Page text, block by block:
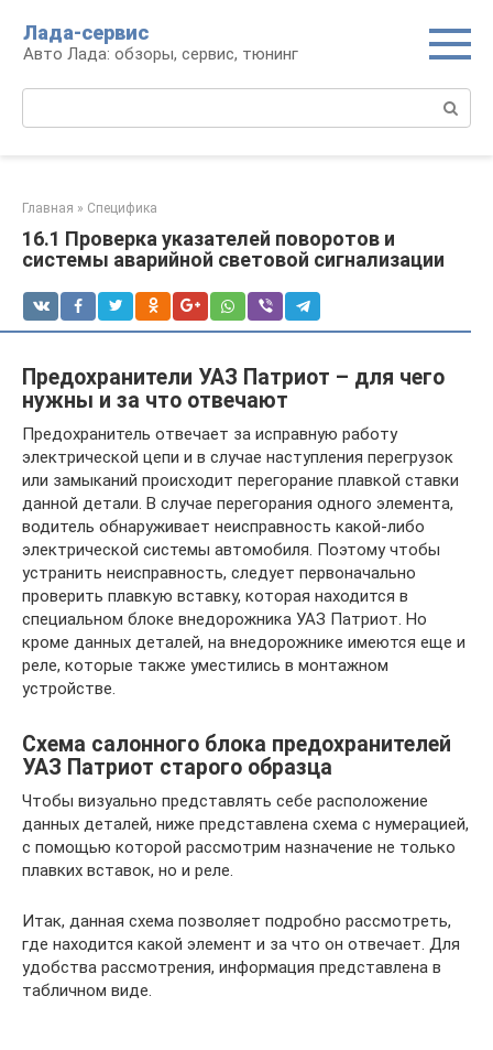
контенту
Лада-сервис
Авто Лада: обзоры, сервис, тюнинг
Главная » Специфика
16.1 Проверка указателей поворотов и
системы аварийной световой сигнализации
Предохранители УАЗ Патриот – для чего
нужны и за что отвечают
Предохранитель отвечает за исправную работу
электрической цепи и в случае наступления перегрузок
или замыканий происходит перегорание плавкой ставки
данной детали. В случае перегорания одного элемента,
водитель обнаруживает неисправность какой-либо
электрической системы автомобиля. Поэтому чтобы
устранить неисправность, следует первоначально
проверить плавкую вставку, которая находится в
специальном блоке внедорожника УАЗ Патриот. Но
кроме данных деталей, на внедорожнике имеются еще и
реле, которые также уместились в монтажном
устройстве.
Схема салонного блока предохранителей
УАЗ Патриот старого образца
Чтобы визуально представлять себе расположение
данных деталей, ниже представлена схема с нумерацией,
с помощью которой рассмотрим назначение не только
плавких вставок, но и реле.
Итак, данная схема позволяет подробно рассмотреть,
где находится какой элемент и за что он отвечает. Для
удобства рассмотрения, информация представлена в
табличном виде.